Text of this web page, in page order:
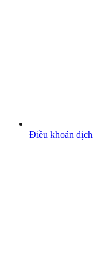
Điều khoản dịch